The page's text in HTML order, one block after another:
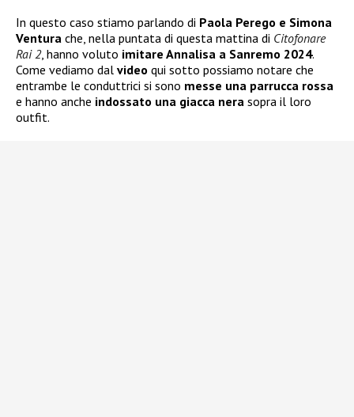
In questo caso stiamo parlando di Paola Perego e Simona
Ventura che, nella puntata di questa mattina di Citofonare
Rai 2, hanno voluto imitare Annalisa a Sanremo 2024.
Come vediamo dal video qui sotto possiamo notare che
entrambe le conduttrici si sono messe una parrucca rossa
e hanno anche indossato una giacca nera sopra il loro
outfit.